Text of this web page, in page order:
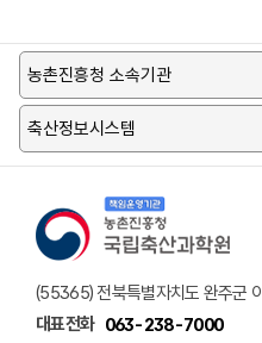
농촌진흥청 소속기관
축산정보시스템
(55365) 전북특별자치도 완주군
대표전화 063-238-7000